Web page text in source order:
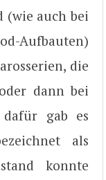
(wie auch bei
Aufbauten)
die
dann bei
gab es
als
konnte